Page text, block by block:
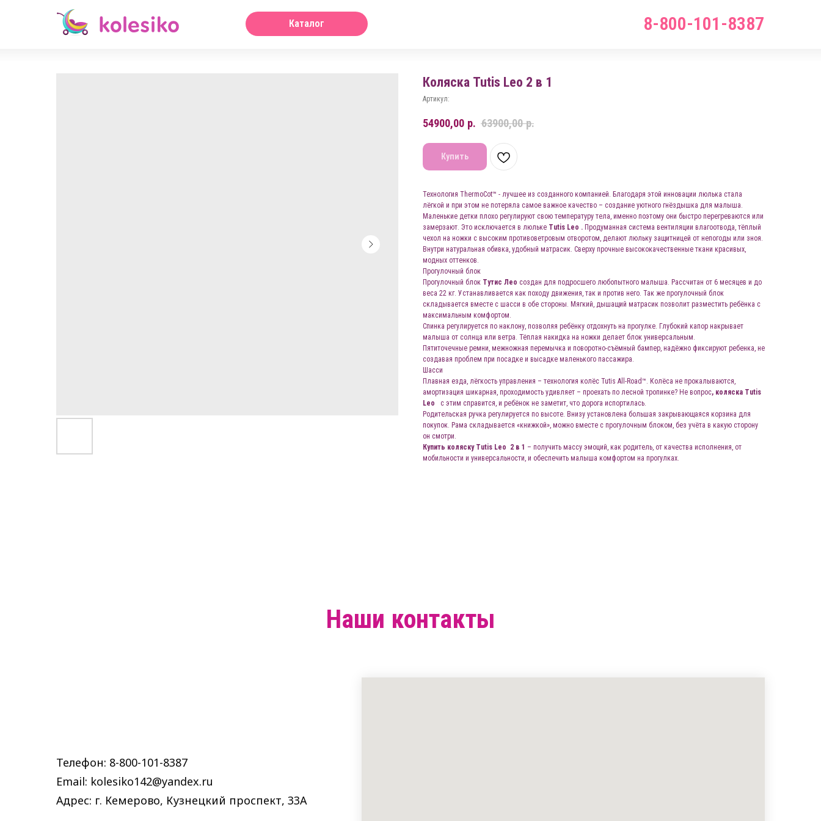
8-800-101-8387
Каталог
Коляска Tutis Leo 2 в 1
Артикул:
54900,00 р. 63900,00 р.
Купить
Технология ThermoCot™ - лучшее из созданного компанией. Благодаря этой инновации люлька стала
лёгкой и при этом не потеряла самое важное качество – создание уютного гнёздышка для малыша.
Маленькие детки плохо регулируют свою температуру тела, именно поэтому они быстро перегреваются или
замерзают. Это исключается в люльке Tutis Leo . Продуманная система вентиляции влагоотвода, тёплый
чехол на ножки с высоким противоветровым отворотом, делают люльку защитницей от непогоды или зноя.
Внутри натуральная обивка, удобный матрасик. Сверху прочные высококачественные ткани красивых,
модных оттенков.
Прогулочный блок
Прогулочный блок Тутис Лео создан для подросшего любопытного малыша. Рассчитан от 6 месяцев и до
веса 22 кг. Устанавливается как походу движения, так и против него. Так же прогулочный блок
складывается вместе с шасси в обе стороны. Мягкий, дышащий матрасик позволит разместить ребёнка с
максимальным комфортом.
Спинка регулируется по наклону, позволяя ребёнку отдохнуть на прогулке. Глубокий капор накрывает
малыша от солнца или ветра. Тёплая накидка на ножки делает блок универсальным.
Пятиточечные ремни, межножная перемычка и поворотно-съёмный бампер, надёжно фиксируют ребенка, не
создавая проблем при посадке и высадке маленького пассажира.
Шасси
Плавная езда, лёгкость управления – технология колёс Tutis All-Road™. Колёса не прокалываются,
амортизация шикарная, проходимость удивляет – проехать по лесной тропинке? Не вопрос, коляска Tutis
Leo
с этим справится, и ребёнок не заметит, что дорога испортилась.
Родительская ручка регулируется по высоте. Внизу установлена большая закрывающаяся корзина для
покупок. Рама складывается «книжкой», можно вместе с прогулочным блоком, без учёта в какую сторону
он смотри.
Купить коляску Tutis Leo 2 в 1 – получить массу эмоций, как родитель, от качества исполнения, от
мобильности и универсальности, и обеспечить малыша комфортом на прогулках.
Наши контакты
Телефон: 8-800-101-8387
Email: kolesiko142@yandex.ru
Адрес: г. Кемерово, Кузнецкий проспект, 33A